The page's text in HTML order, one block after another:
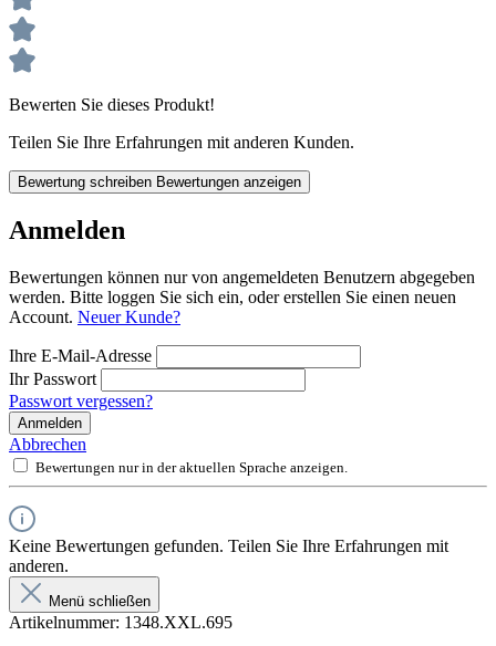
Bewerten Sie dieses Produkt!
Teilen Sie Ihre Erfahrungen mit anderen Kunden.
Bewertung schreiben Bewertungen anzeigen
Anmelden
Bewertungen können nur von angemeldeten Benutzern abgegeben
werden. Bitte loggen Sie sich ein, oder erstellen Sie einen neuen
Account. Neuer Kunde?
Ihre E-Mail-Adresse
Ihr Passwort
Passwort vergessen?
Anmelden
Abbrechen
Bewertungen nur in der aktuellen Sprache anzeigen.
Keine Bewertungen gefunden. Teilen Sie Ihre Erfahrungen mit
anderen.
Menü schließen
Artikelnummer: 1348.XXL.695